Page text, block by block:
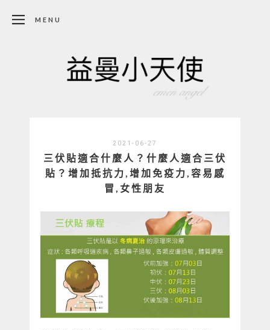
MENU
2021-06-27
三伏貼適合什麼人？什麼人適合三伏
貼？增加抵抗力,增加免疫力,容易感
冒,女性朋友